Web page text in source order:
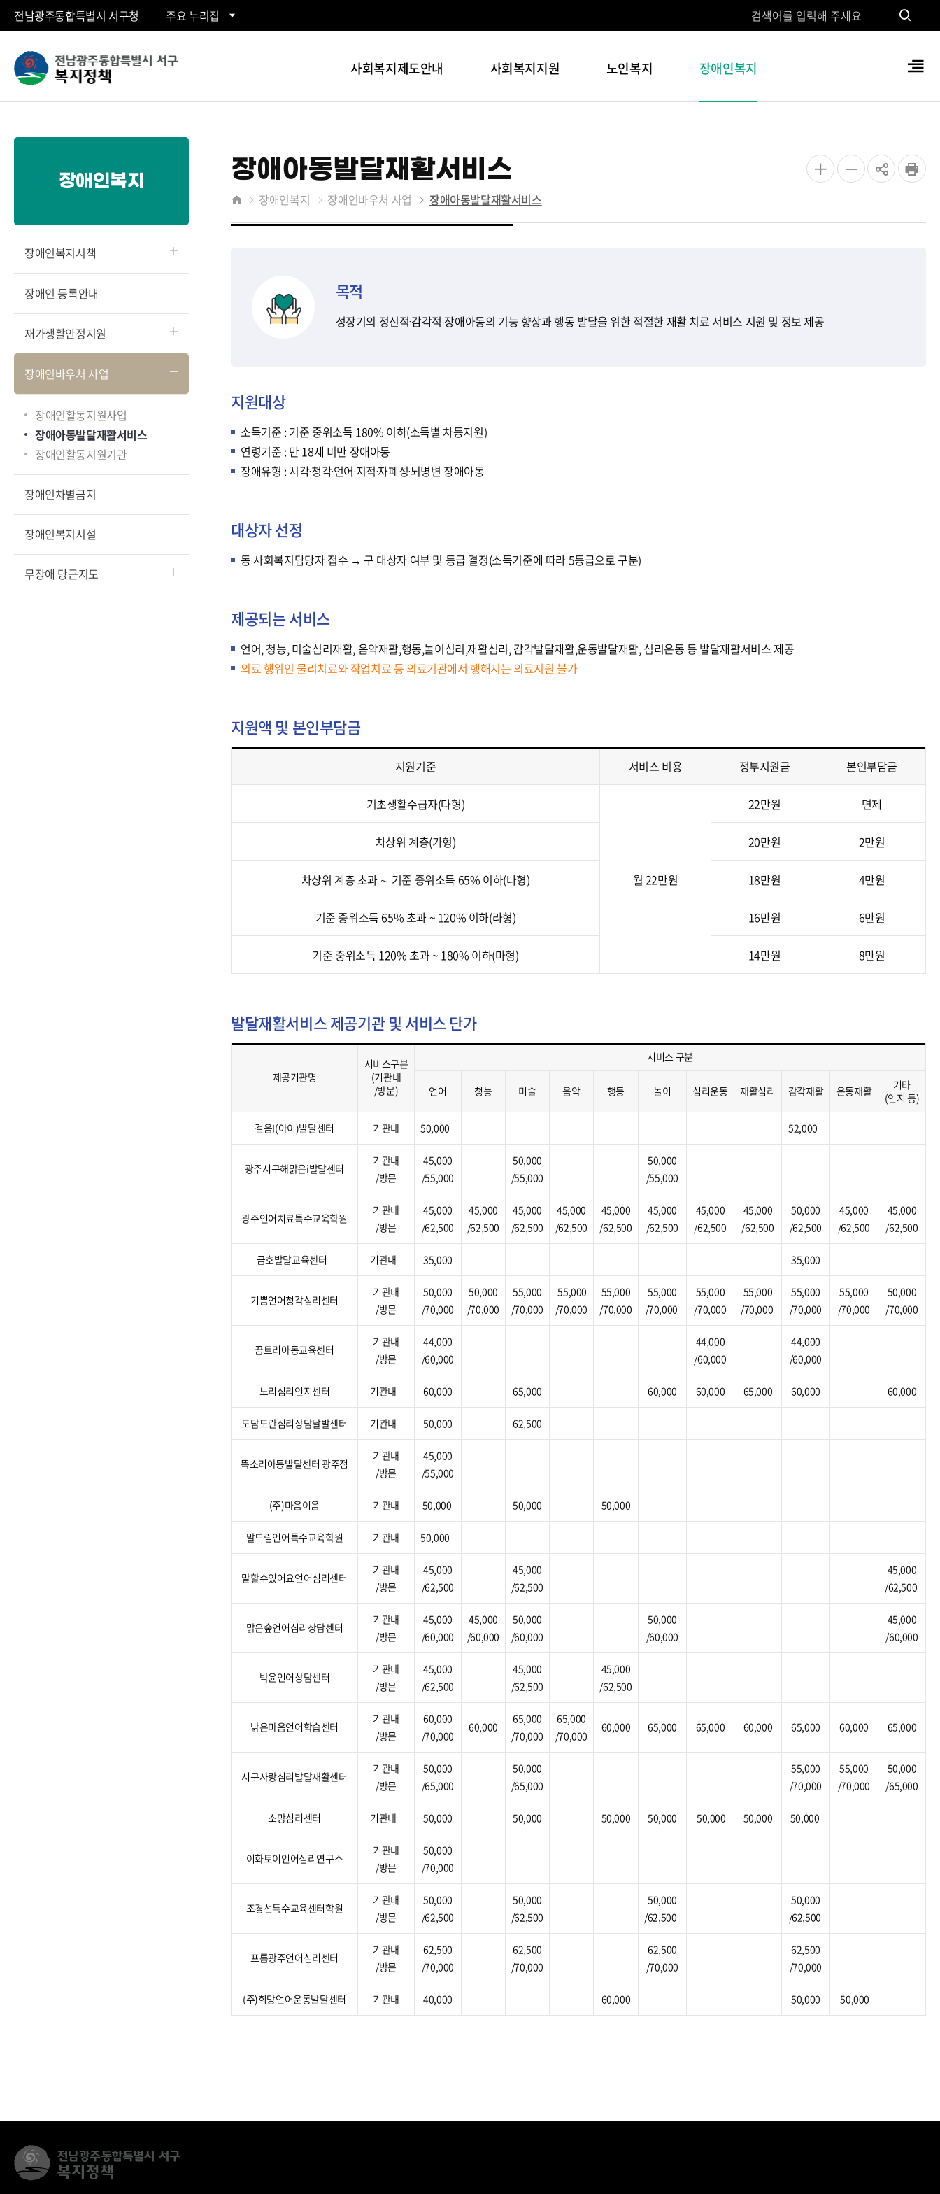
전남광주통합특별시 서구청 주요 누리집
검
서
구
복
지
정
책">
사회복지제도안내 사회복지지원 노인복지 장애인복지
체
뉴
장애인복지
장애인복지시책
장애인 등록안내
재가생활안정지원
장애인바우처 사업
장애인활동지원사업
장애아동발달재활서비스
장애인활동지원기관
장애인차별금지
장애인복지시설
무장애 당근지도
장애아동발달재활서비스
장애인복지 장애인바우처 사업 장애아동발달재활서비스
크게
작게
유
목적
성장기의 정신적·감각적 장애아동의 기능 향상과 행동 발달을 위한 적절한 재활 치료 서비스 지원 및 정보 제공
지원대상
소득기준 : 기준 중위소득 180% 이하(소득별 차등지원)
연령기준 : 만 18세 미만 장애아동
장애유형 : 시각·청각·언어·지적·자폐성·뇌병변 장애아동
대상자 선정
동 사회복지담당자 접수 → 구 대상자 여부 및 등급 결정(소득기준에 따라 5등급으로 구분)
제공되는 서비스
언어, 청능, 미술심리재활, 음악재활,행동,놀이심리,재활심리, 감각발달재활,운동발달재활, 심리운동 등 발달재활서비스 제공
의료 행위인 물리치료와 작업치료 등 의료기관에서 행해지는 의료지원 불가
지원액 및 본인부담금
담
지원기준 서비스 비용 정부지원금 본인부담금
기초생활수급자(다형)
월 22만원
22만원 면제
차상위 계층(가형) 20만원 2만원
차상위 계층 초과 ∼ 기준 중위소득 65% 이하(나형) 18만원 4만원
기준 중위소득 65% 초과 ~ 120% 이하(라형) 16만원 6만원
기준 중위소득 120% 초과 ~ 180% 이하(마형) 14만원 8만원
발달재활서비스 제공기관 및 서비스 단가
서
제
기
서
제공기관명
서비스구분
(기관내
/방문)
서비스 구분
언어 청능 미술 음악 행동 놀이 심리운동 재활심리 감각재활 운동재활
기타
(인지 등)
걸음I(아이)발달센터 기관내 50,000 52,000
광주서구해맑은i발달센터
기관내
/방문
45,000
/55,000
50,000
/55,000
50,000
/55,000
광주언어치료특수교육학원
기관내
/방문
45,000
/62,500
45,000
/62,500
45,000
/62,500
45,000
/62,500
45,000
/62,500
45,000
/62,500
45,000
/62,500
45,000
/62,500
50,000
/62,500
45,000
/62,500
45,000
/62,500
금호발달교육센터 기관내 35,000 35,000
기쁨언어청각심리센터
기관내
/방문
50,000
/70,000
50,000
/70,000
55,000
/70,000
55,000
/70,000
55,000
/70,000
55,000
/70,000
55,000
/70,000
55,000
/70,000
55,000
/70,000
55,000
/70,000
50,000
/70,000
꿈트리아동교육센터
기관내
/방문
44,000
/60,000
44,000
/60,000
44,000
/60,000
노리심리인지센터 기관내 60,000 65,000 60,000 60,000 65,000 60,000 60,000
도담도란심리상담달발센터 기관내 50,000 62,500
똑소리아동발달센터 광주점
기관내
/방문
45,000
/55,000
(주)마음이음 기관내 50,000 50,000 50,000
말드림언어특수교육학원 기관내 50,000
말할수있어요언어심리센터
기관내
/방문
45,000
/62,500
45,000
/62,500
45,000
/62,500
맑은숲언어심리상담센터
기관내
/방문
45,000
/60,000
45,000
/60,000
50,000
/60,000
50,000
/60,000
45,000
/60,000
박윤언어상담센터
기관내
/방문
45,000
/62,500
45,000
/62,500
45,000
/62,500
밝은마음언어학습센터
기관내
/방문
60,000
/70,000
60,000
65,000
/70,000
65,000
/70,000
60,000 65,000 65,000 60,000 65,000 60,000 65,000
서구사랑심리발달재활센터
기관내
/방문
50,000
/65,000
50,000
/65,000
55,000
/70,000
55,000
/70,000
50,000
/65,000
소망심리센터 기관내 50,000 50,000 50,000 50,000 50,000 50,000 50,000
이화토이언어심리연구소
기관내
/방문
50,000
/70,000
조경선특수교육센터학원
기관내
/방문
50,000
/62,500
50,000
/62,500
50,000
/62,500
50,000
/62,500
프롬광주언어심리센터
기관내
/방문
62,500
/70,000
62,500
/70,000
62,500
/70,000
62,500
/70,000
(주)희망언어운동발달센터 기관내 40,000 60,000 50,000 50,000